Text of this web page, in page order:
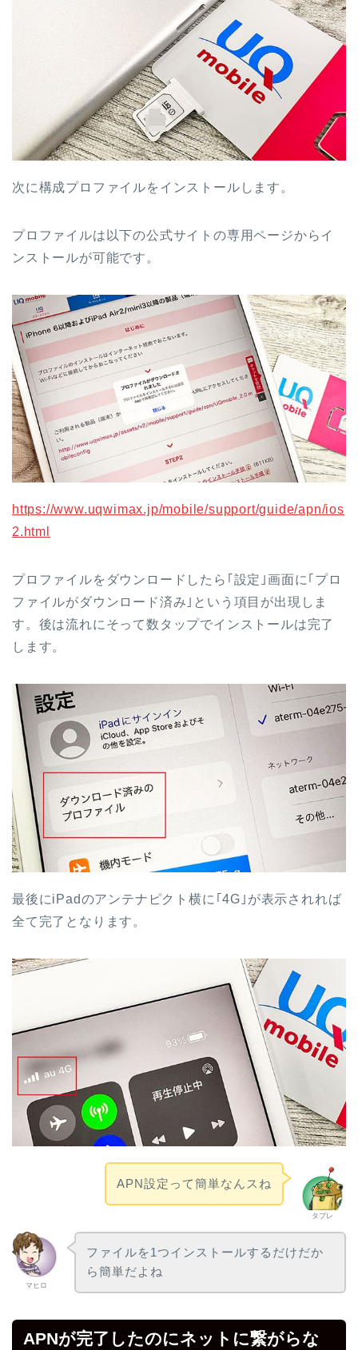
次に構成プロファイルをインストールします。
プロファイルは以下の公式サイトの専用ページからイ
ンストールが可能です。
https://www.uqwimax.jp/mobile/support/guide/apn/ios
2.html
プロファイルをダウンロードしたら｢設定｣画面に｢プロ
ファイルがダウンロード済み｣という項目が出現しま
す。後は流れにそって数タップでインストールは完了
します。
最後にiPadのアンテナピクト横に｢4G｣が表示されれば
全て完了となります。
タブレ
APN設定って簡単なんスね
マヒロ
ファイルを1つインストールするだけだか
ら簡単だよね
APNが完了したのにネットに繋がらな